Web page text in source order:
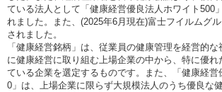
ている法人として「健康経営優良法人ホワイト500
れました。また、(2025年6月現在)富士フイルムグ
されました。
「健康経営銘柄」は、従業員の健康管理を経営的
に健康経営に取り組む上場企業の中から、特に優れ
ている企業を選定するものです。また、「健康経営
0」は、上場企業に限らず大規模法人のうち優良な